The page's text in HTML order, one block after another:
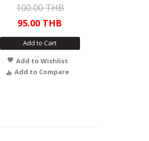
100.00 THB
95.00 THB
Add to Cart
Add to Wishlist
Add to Compare